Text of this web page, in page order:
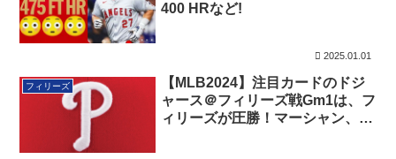
400 HRなど!
2025.01.01
フィリーズ
【MLB2024】注目カードのドジ
ャース＠フィリーズ戦Gm1は、フ
ィリーズが圧勝！マーシャン、タ